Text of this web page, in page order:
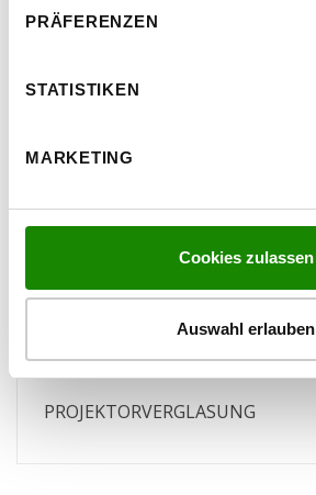
PRÄFERENZEN
STATISTIKEN
MARKETING
Cookies zulassen
Auswahl erlauben
PROJEKTORVERGLASUNG